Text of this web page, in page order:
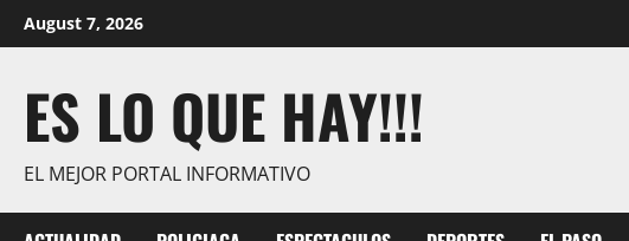
Skip
to
August 7, 2026
ES LO QUE HAY!!!
EL MEJOR PORTAL INFORMATIVO